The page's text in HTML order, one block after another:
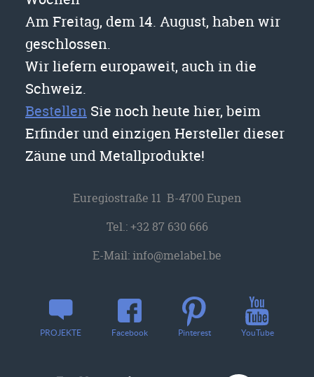
Am Freitag, dem 14. August, haben wir
geschlossen.
Wir liefern europaweit, auch in die
Schweiz.
Bestellen Sie noch heute hier, beim
Erfinder und einzigen Hersteller dieser
Zäune und Metallprodukte!
Euregiostraße 11 B-4700 Eupen
Tel.:+32 87 630 666
E-Mail:info@melabel.be
PROJEKTE Facebook Pinterest YouTube